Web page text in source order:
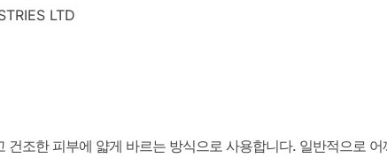
LTD
건조한 피부에 얇게 바르는 방식으로 사용합니다. 일반적으로